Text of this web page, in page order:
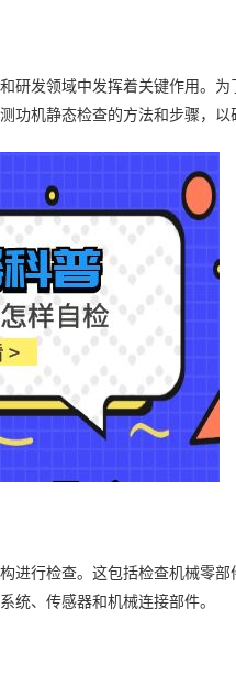
研发领域中发挥着关键作用。
功机静态检查的方法和步骤，以
进行检查。这包括检查机械零
统、传感器和机械连接部件。